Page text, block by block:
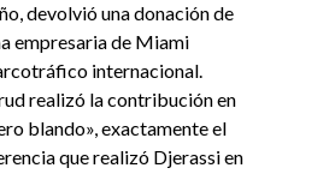
devolvió una donación de
empresaria de Miami
internacional.
realizó la contribución en
blando», exactamente el
que realizó Djerassi en